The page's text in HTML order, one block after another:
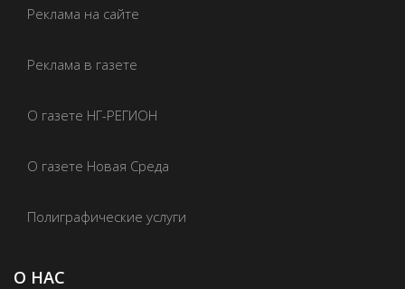
Реклама на сайте
Реклама в газете
О газете НГ-РЕГИОН
О газете Новая Среда
Полиграфические услуги
О НАС